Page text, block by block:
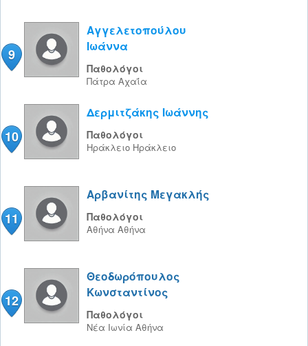
9
Αγγελετοπούλου
Ιωάννα
Παθολόγοι
Πάτρα Αχαΐα
10
Δερμιτζάκης Ιωάννης
Παθολόγοι
Ηράκλειο Ηράκλειο
11
Αρβανίτης Μεγακλής
Παθολόγοι
Αθήνα Αθήνα
12
Θεοδωρόπουλος
Κωνσταντίνος
Παθολόγοι
Νέα Ιωνία Αθήνα